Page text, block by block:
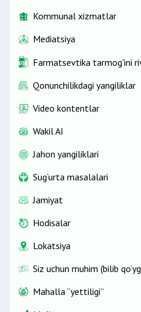
Kommunal xizmatlar
Mediatsiya
Farmatsevtika tarmog'ini
Qonunchilikdagi yangiliklar
Video kontentlar
Wakil AI
Jahon yangiliklari
Sug‘urta masalalari
Jamiyat
Hodisalar
Lokatsiya
Siz uchun muhim (bilib
Mahalla “yettiligi”